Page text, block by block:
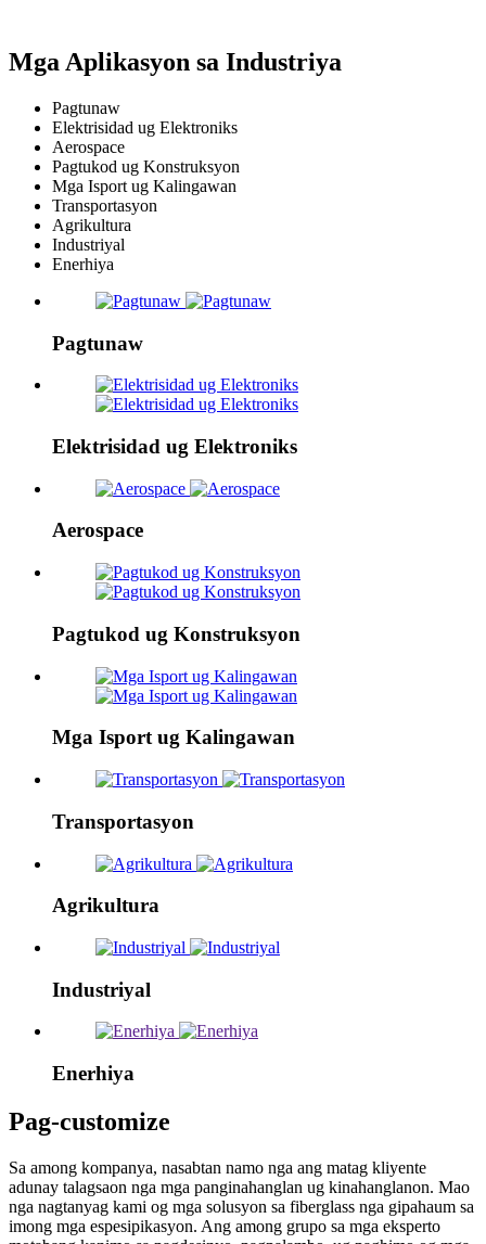
Mga Aplikasyon sa Industriya
Pagtunaw
Elektrisidad ug Elektroniks
Aerospace
Pagtukod ug Konstruksyon
Mga Isport ug Kalingawan
Transportasyon
Agrikultura
Industriyal
Enerhiya
Pagtunaw
Elektrisidad ug Elektroniks
Aerospace
Pagtukod ug Konstruksyon
Mga Isport ug Kalingawan
Transportasyon
Agrikultura
Industriyal
Enerhiya
Pag-customize
Sa among kompanya, nasabtan namo nga ang matag kliyente
adunay talagsaon nga mga panginahanglan ug kinahanglanon. Mao
nga nagtanyag kami og mga solusyon sa fiberglass nga gipahaum sa
imong mga espesipikasyon. Ang among grupo sa mga eksperto